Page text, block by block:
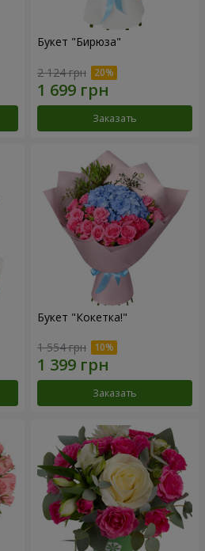
Букет "Бирюза"
2 124 грн
Заказать
Букет "Кокетка!"
1 554 грн
Заказать